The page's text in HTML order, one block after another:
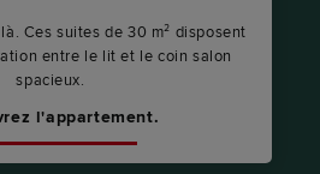
Ces suites de 30 m² disposent
entre le lit et le coin salon
spacieux.
l'appartement.